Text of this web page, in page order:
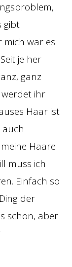
gibt
war es
je her
ganz
werdet ihr
Haar ist
Haare
muss ich
Einfach so
der
schon, aber